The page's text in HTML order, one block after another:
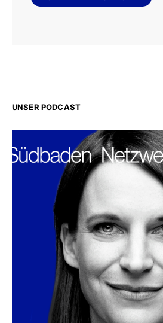
UNSER PODCAST